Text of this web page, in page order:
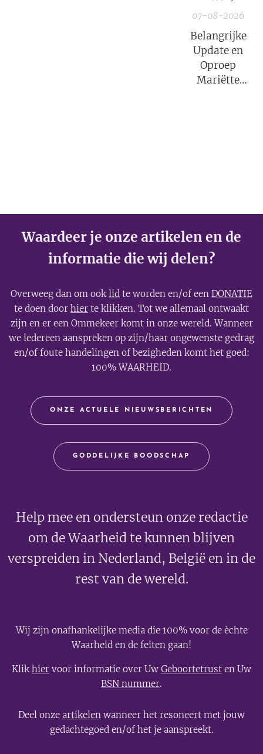
07-08-2026
Belangrijke
Update en
Oproep
Mariëtte
Waardeer je onze artikelen en de
informatie die wij delen?
Overweeg dan om ooklid te worden en/of een DONATIE
te doen door hier te klikken. Tot we allemaal ontwaakt
zijn en er een Ommekeer komt in onze wereld. Wanneer
we iedereen aanspreken op zijn/haar ongewenste gedrag
en/of foute handelingen of bezigheden komt het goed:
100% WAARHEID.
ONZE ACTUELE NIEUWSBERICHTEN
GODDELIJKE BOODSCHAP
Help mee en ondersteun onze redactie
om de Waarheid te kunnen blijven
verspreiden in Nederland, België en in de
rest van de wereld.
Wij zijn onafhankelijke media die 100% voor de èchte
Waarheid en de feiten gaan!
Klikhier voor informatie over Uw Geboortetrust en Uw
BSN nummer.
Deel onze artikelen wanneer het resoneert met jouw
gedachtegoed en/of het je aanspreekt.